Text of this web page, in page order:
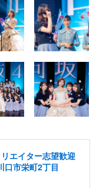
エイター志望歓迎
口市栄町2丁目